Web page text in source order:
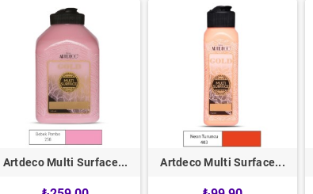
Artdeco Multi Surface... Artdeco Multi Surface...